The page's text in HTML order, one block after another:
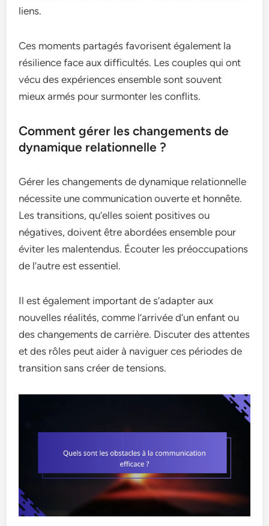
liens.
Ces moments partagés favorisent également la
résilience face aux difficultés. Les couples qui ont
vécu des expériences ensemble sont souvent
mieux armés pour surmonter les conflits.
Comment gérer les changements de
dynamique relationnelle ?
Gérer les changements de dynamique relationnelle
nécessite une communication ouverte et honnête.
Les transitions, qu’elles soient positives ou
négatives, doivent être abordées ensemble pour
éviter les malentendus. Écouter les préoccupations
de l’autre est essentiel.
Il est également important de s’adapter aux
nouvelles réalités, comme l’arrivée d’un enfant ou
des changements de carrière. Discuter des attentes
et des rôles peut aider à naviguer ces périodes de
transition sans créer de tensions.